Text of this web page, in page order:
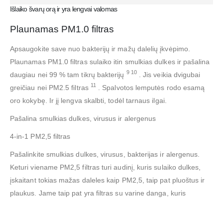
Išlaiko švarų orą ir yra lengvai valomas
Plaunamas PM1.0 filtras
Apsaugokite save nuo bakterijų ir mažų dalelių įkvėpimo.
Plaunamas PM1.0 filtras sulaiko itin smulkias dulkes ir pašalina
daugiau nei 99 % tam tikrų bakterijų 9 10. Jis veikia dvigubai
greičiau nei PM2.5 filtras 11
. Spalvotos lemputės rodo esamą
oro kokybę. Ir jį lengva skalbti, todėl tarnaus ilgai.
Pašalina smulkias dulkes, virusus ir alergenus
4-in-1 PM2,5 filtras
Pašalinkite smulkias dulkes, virusus, bakterijas ir alergenus.
Keturi viename PM2,5 filtras turi audinį, kuris sulaiko dulkes,
įskaitant tokias mažas daleles kaip PM2,5, taip pat pluoštus ir
plaukus. Jame taip pat yra filtras su varine danga, kuris